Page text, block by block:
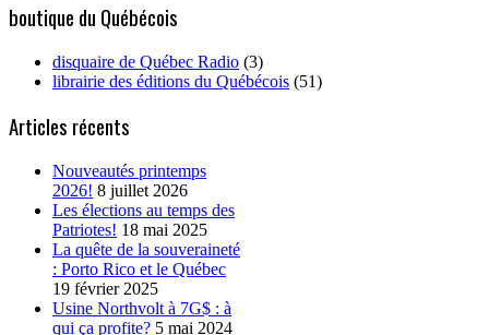
boutique du Québécois
disquaire de Québec Radio (3)
librairie des éditions du Québécois (51)
Articles récents
Nouveautés printemps
2026! 8 juillet 2026
Les élections au temps des
Patriotes! 18 mai 2025
La quête de la souveraineté
: Porto Rico et le Québec
19 février 2025
Usine Northvolt à 7G$ : à
qui ça profite? 5 mai 2024